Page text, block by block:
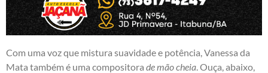
Com uma voz que mistura suavidade e potência, Vanessa da
Mata também é uma compositora de mão cheia . Ouça, abaixo,